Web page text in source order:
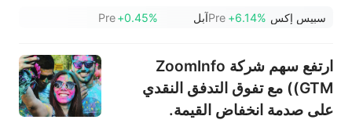
ماسك قوة الطلب على وحدات
تداولات ما قبل الافتتاح، مع بدء أول
عملية فك حظر لأسهمه اليوم
سبيس إكس +6.14%
Preآبل +0.45%
Pre
ارتفع سهم شركة ZoomInfo
(GTM) مع تفوق التدفق النقدي
على صدمة انخفاض القيمة.